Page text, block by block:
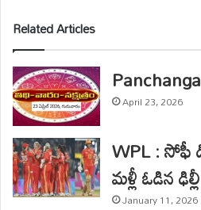
Related Articles
April 23, 2026
WPL :
మళ్లీ ఓడిన
January 11, 2026